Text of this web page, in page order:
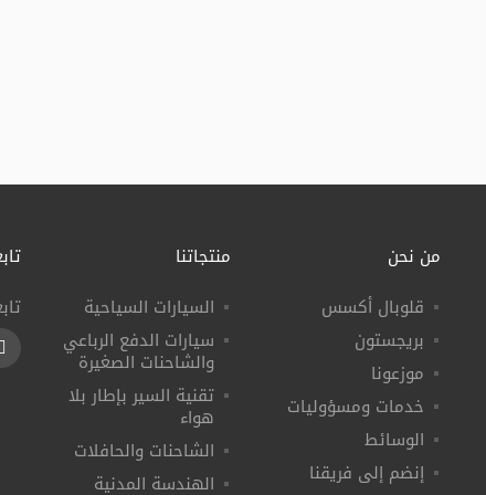
من نحن
قلوبال أكسس
بريجستون
موزعونا
خدمات ومسؤوليات
الوسائط
إنضم إلى فريقنا
منتجاتنا
السيارات السياحية
سيارات الدفع الرباعي
والشاحنات الصغيرة
تقنية السير بإطار بلا
هواء
الشاحنات والحافلات
الهندسة المدنية